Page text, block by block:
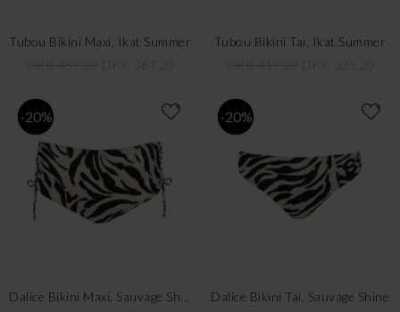
Tubou Bikini Maxi, Ikat Summer
Tubou Bikini Tai, Ikat Summer
-20% -20%
Dalice Bikini Tai, Sauvage Shine